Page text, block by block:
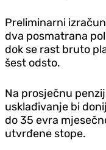
Preliminarni
dva posmatrana
dok se rast bruto
šest odsto.
Na prosječnu
usklađivanje bi
do 35 evra
utvrđene stope.